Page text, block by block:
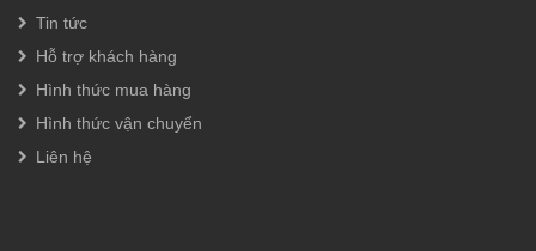
Tin tức
Hỗ trợ khách hàng
Hình thức mua hàng
Hình thức vận chuyển
Liên hệ